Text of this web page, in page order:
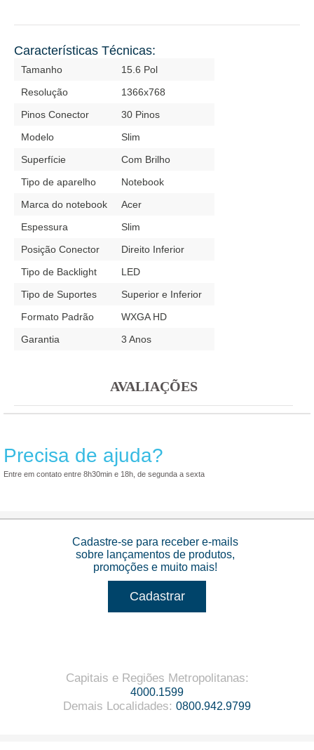
Características Técnicas:
Tamanho
15.6 Pol
Resolução
1366x768
Pinos Conector
30 Pinos
Modelo
Slim
Superfície
Com Brilho
Tipo de aparelho
Notebook
Marca do notebook
Acer
Espessura
Slim
Posição Conector
Direito Inferior
Tipo de Backlight
LED
Tipo de Suportes
Superior e Inferior
Formato Padrão
WXGA HD
Garantia
3 Anos
AVALIAÇÕES
Precisa de ajuda?
Entre em contato entre 8h30min e 18h, de segunda a sexta
Cadastre-se para receber e-mails
sobre lançamentos de produtos,
promoções e muito mais!
Cadastrar
Capitais e Regiões Metropolitanas:
4000.1599
Demais Localidades: 0800.942.9799